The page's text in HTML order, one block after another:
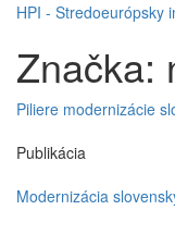
HPI - Stredoeurópsky
Značka:
Piliere modernizácie
Publikácia
Modernizácia